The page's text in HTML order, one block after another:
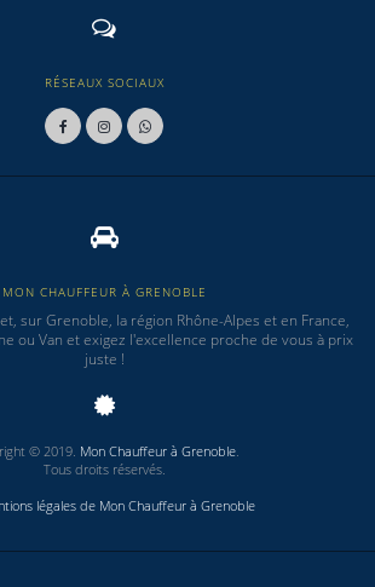
RÉSEAUX SOCIAUX
MON CHAUFFEUR À GRENOBLE
sur Grenoble, la région Rhône-Alpes et en France,
ou Van et exigez l'excellence proche de vous à prix
juste !
© 2019. Mon Chauffeur à Grenoble.
Tous droits réservés.
légales de Mon Chauffeur à Grenoble